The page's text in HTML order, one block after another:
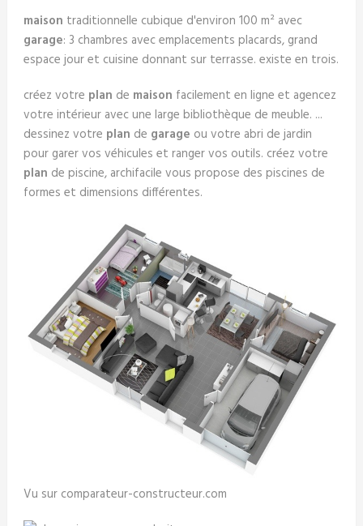
maison traditionnelle cubique d'environ 100 m² avec
garage: 3 chambres avec emplacements placards, grand
espace jour et cuisine donnant sur terrasse. existe en trois.
créez votre plan de maison facilement en ligne et agencez
votre intérieur avec une large bibliothèque de meuble. ...
dessinez votre plan de garage ou votre abri de jardin
pour garer vos véhicules et ranger vos outils. créez votre
plan de piscine, archifacile vous propose des piscines de
formes et dimensions différentes.
Vu sur comparateur-constructeur.com